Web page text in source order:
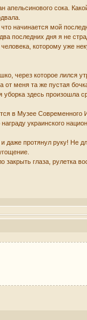
апельсинового сока.
начинается мой
последних дня я не
которому уже
через которое лился
меня та же пустая
здесь произошла
в Музее Современного
украинского
даже протянул руку! Не
глаза, рулетка